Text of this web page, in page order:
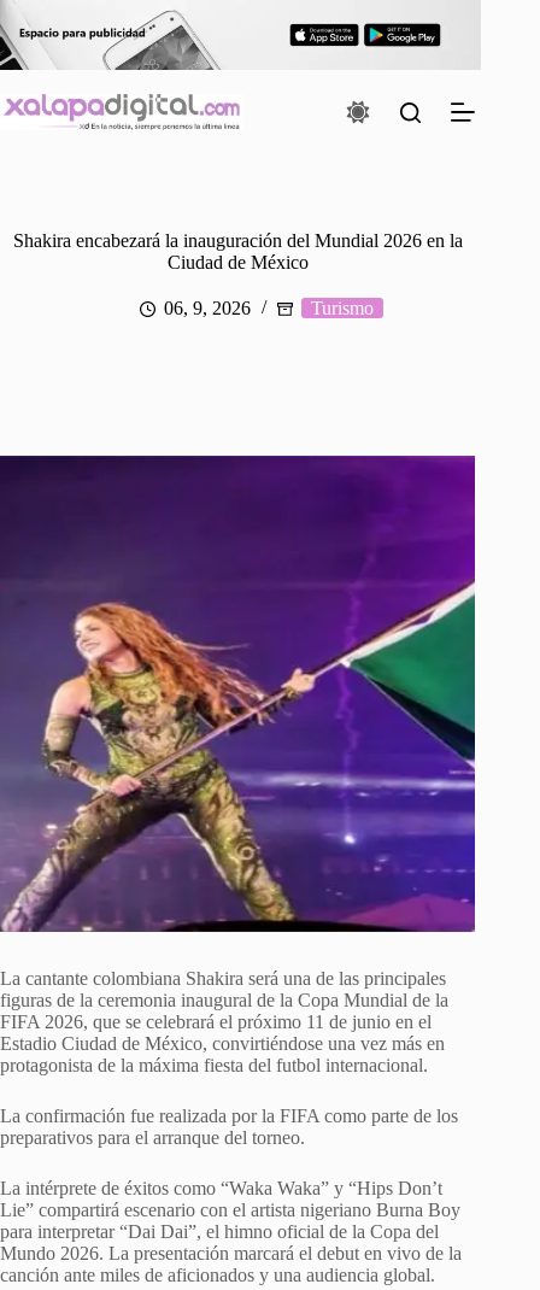
al
contenido
Shakira encabezará la inauguración del Mundial 2026 en la
Ciudad de México
06, 9, 2026 Turismo
La cantante colombiana Shakira será una de las principales
figuras de la ceremonia inaugural de la Copa Mundial de la
FIFA 2026, que se celebrará el próximo 11 de junio en el
Estadio Ciudad de México, convirtiéndose una vez más en
protagonista de la máxima fiesta del futbol internacional.
La confirmación fue realizada por la FIFA como parte de los
preparativos para el arranque del torneo.
La intérprete de éxitos como “Waka Waka” y “Hips Don’t
Lie” compartirá escenario con el artista nigeriano Burna Boy
para interpretar “Dai Dai”, el himno oficial de la Copa del
Mundo 2026. La presentación marcará el debut en vivo de la
canción ante miles de aficionados y una audiencia global.